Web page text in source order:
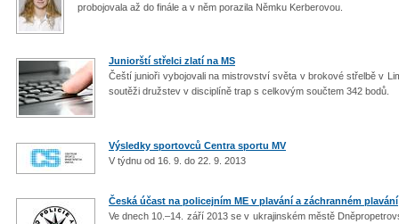
probojovala až do finále a v něm porazila Němku Kerberovou.
Juniorští střelci zlatí na MS
Čeští junioři vybojovali na mistrovství světa v brokové střelbě v
soutěži družstev v disciplíně trap s celkovým součtem 342 bodů.
Výsledky sportovců Centra sportu MV
V týdnu od 16. 9. do 22. 9. 2013
Česká účast na policejním ME v plavání a záchranném plavání
Ve dnech 10.–14. září 2013 se v ukrajinském městě